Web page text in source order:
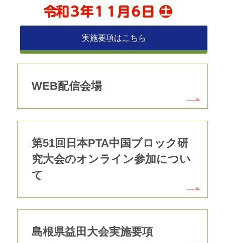
実施要項はこちら
WEB配信会場
第51回日本PTA中国ブロック研
究大会のオンライン参加につい
て
島根県益田大会実施要項